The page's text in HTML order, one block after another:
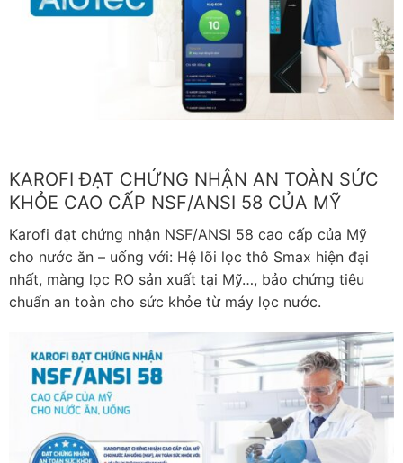
KAROFI ĐẠT CHỨNG NHẬN AN TOÀN SỨC
KHỎE CAO CẤP NSF/ANSI 58 CỦA MỸ
Karofi đạt chứng nhận NSF/ANSI 58 cao cấp của Mỹ
cho nước ăn – uống với: Hệ lõi lọc thô Smax hiện đại
nhất, màng lọc RO sản xuất tại Mỹ…, bảo chứng tiêu
chuẩn an toàn cho sức khỏe từ máy lọc nước.